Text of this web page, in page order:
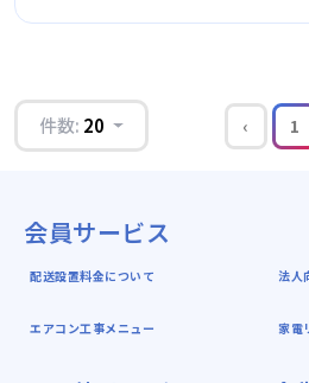
件数: 20 ‹ 1
会員サービス
配送設置料金について
エアコン工事メニュー
法人
家電